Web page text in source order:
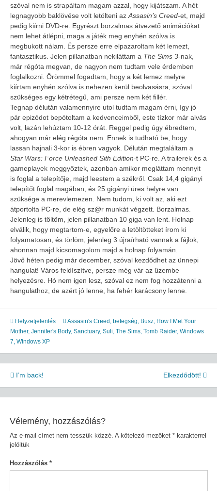
szóval nem is strapáltam magam azzal, hogy kijátszam. A hét
legnagyobb baklövése volt letölteni azAssasin’s Creed-et, majd
pedig kiírni DVD-re. Egyrészt borzalmas átvezető animációkat
nem lehet átlépni, maga a játék meg enyhén szólva is
megbukott nálam. És persze erre elpazaroltam két lemezt,
fantasztikus. Jelen pillanatban nekiláttam a The Sims 3-nak,
már régóta megvan, de nagyon nem tudtam vele érdemben
foglalkozni. Örömmel fogadtam, hogy a két lemez melyre
kiírtam enyhén szólva is nehezen kerül beolvasásra, szóval
szükséges egy kétrétegű, ami persze nem két fillér.
Tegnap délután valamennyire utol tudtam magam érni, így jó
pár epizódot bepótoltam a kedvenceimből, este tízkor már alvás
volt, lazán lehúztam 10-12 órát. Reggel pedig úgy ébredtem,
ahogyan már elég régóta nem. Ennek is tudható be, hogy
lassan hajnali 3-kor is ébren vagyok. Délután megtaláltam a
Star Wars: Force Unleashed Sith Edition-t PC-re. A trailerek és a
gameplayek meggyőztek, azonban amikor megláttam mennyit
is foglal a telepítője, majd leestem a székről. Csak 14,4 gigányi
telepítőt foglal magában, és 25 gigányi üres helyre van
szüksége a merevlemezen. Nem tudom, ki volt az, aki ezt
átportolta PC-re, de elég sz@r munkát végzett. Borzalmas.
Jelenleg is töltöm, jelen pillanatban 10 giga van lent. Holnap
elválik, hogy megtartom-e, egyelőre a letöltötteket írom ki
folyamatosan, és törlöm, jelenleg 3 újraírható vannak a fájlok,
ahonnan majd kicsomagolom majd a holnap folyamán.
Jövő héten pedig már december, szóval kezdődhet az ünnepi
hangulat! Város feldíszítve, persze még vár az üzembe
helyezésre. Hó nem igen lesz, szóval ez nem fog hozzátenni a
hangulathoz, de azért jó lenne, ha fehér karácsony lenne.
Helyzetjelentés Assasin's Creed , betegség, Busz, How I Met Your
Mother, Jennifer's Body, Sanctuary, Suli, The Sims, Tomb Raider, Windows
7, Windows XP
Bejegyzés
navigáció
I’m back! Elkezdődött!
Vélemény, hozzászólás?
Az e-mail címet nem tesszük közzé. A kötelező mezőket *karakterrel
jelöltük
Hozzászólás *